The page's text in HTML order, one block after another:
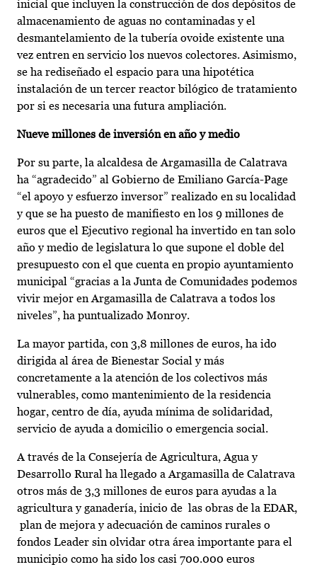
inicial que incluyen la construcción de dos depósitos de
almacenamiento de aguas no contaminadas y el
desmantelamiento de la tubería ovoide existente una
vez entren en servicio los nuevos colectores. Asimismo,
se ha rediseñado el espacio para una hipotética
instalación de un tercer reactor bilógico de tratamiento
por si es necesaria una futura ampliación.
Nueve millones de inversión en año y medio
Por su parte, la alcaldesa de Argamasilla de Calatrava
ha “agradecido” al Gobierno de Emiliano García-Page
“el apoyo y esfuerzo inversor” realizado en su localidad
y que se ha puesto de manifiesto en los 9 millones de
euros que el Ejecutivo regional ha invertido en tan solo
año y medio de legislatura lo que supone el doble del
presupuesto con el que cuenta en propio ayuntamiento
municipal “gracias a la Junta de Comunidades podemos
vivir mejor en Argamasilla de Calatrava a todos los
niveles”, ha puntualizado Monroy.
La mayor partida, con 3,8 millones de euros, ha ido
dirigida al área de Bienestar Social y más
concretamente a la atención de los colectivos más
vulnerables, como mantenimiento de la residencia
hogar, centro de día, ayuda mínima de solidaridad,
servicio de ayuda a domicilio o emergencia social.
A través de la Consejería de Agricultura, Agua y
Desarrollo Rural ha llegado a Argamasilla de Calatrava
otros más de 3,3 millones de euros para ayudas a la
agricultura y ganadería, inicio de las obras de la EDAR,
plan de mejora y adecuación de caminos rurales o
fondos Leader sin olvidar otra área importante para el
municipio como ha sido los casi 700.000 euros